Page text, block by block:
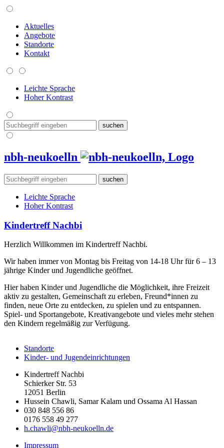
Aktuelles
Angebote
Standorte
Kontakt
Leichte Sprache
Hoher Kontrast
nbh-neukoelln
Leichte Sprache
Hoher Kontrast
Kindertreff Nachbi
Herzlich Willkommen im Kindertreff Nachbi.
Wir haben immer von Montag bis Freitag von 14-18 Uhr für 6 – 13
jährige Kinder und Jugendliche geöffnet.
Hier haben Kinder und Jugendliche die Möglichkeit, ihre Freizeit
aktiv zu gestalten, Gemeinschaft zu erleben, Freund*innen zu
finden, neue Orte zu entdecken, zu spielen und zu entspannen.
Spiel- und Sportangebote, Kreativangebote und vieles mehr stehen
den Kindern regelmäßig zur Verfügung.
Standorte
Kinder- und Jugendeinrichtungen
Kindertreff Nachbi
Schierker Str. 53
12051 Berlin
Hussein Chawli, Samar Kalam und Ossama Al Hassan
030 848 556 86
0176 558 49 277
h.chawli@nbh-neukoelln.de
Impressum